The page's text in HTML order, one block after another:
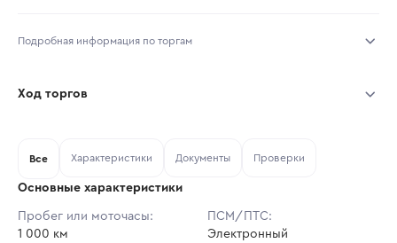
Подробная информация по торгам
Тип аукциона: Открытые торги
Шаг торгов: 5 585 ₽
Ход торгов
Ставок не найдено
Все Характеристики Документы Проверки
Основные характеристики
Пробег или моточасы:
1 000 км
ПСМ/ПТС:
Электронный